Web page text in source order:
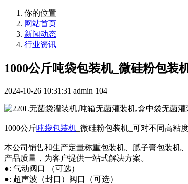
你的位置
网站首页
新闻动态
行业资讯
1000公斤吨袋包装机_微硅粉包装
2024-10-26 10:31:31 admin 104
1000公斤吨袋包装机 _微硅粉包装机_可对不同高粘
本公司销售和生产定量称重包装机、腻子膏包装机
产品质量，为客户提供一站式解决方案。
●: 气动阀口 （可选）
●: 超声波（封口）阀口（可选）